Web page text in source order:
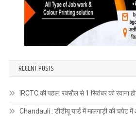
RECENT POSTS
IRCTC की पहल: रक्सौल से 1 सितंबर को रवाना
Chandauli : डीडीयू यार्ड में मालगाड़ी की चपेट में